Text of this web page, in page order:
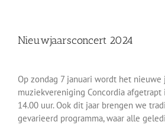
Nieuwjaarsconcert 2024
Op zondag 7 januari wordt het nieuwe
muziekvereniging Concordia afgetrapt
14.00 uur. Ook dit jaar brengen we
gevarieerd programma, waar alle